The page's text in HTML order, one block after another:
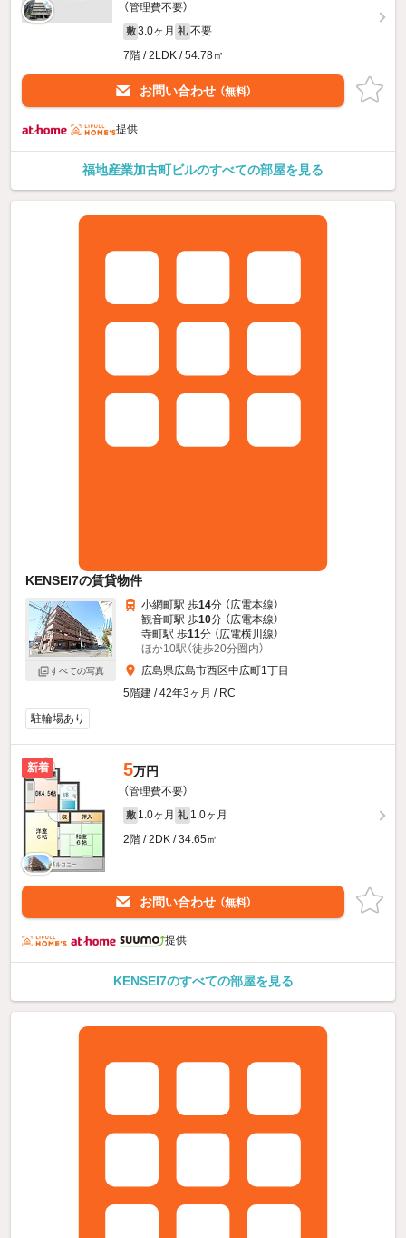
（管理費不要）
敷 3.0ヶ月 礼 不要
7階 / 2LDK / 54.78㎡
お問い合わせ （無料）
提供
福地産業加古町ビルのすべての部屋を見る
KENSEI7の賃貸物件
すべての写真
小網町駅 歩14分 （広電本線）
観音町駅 歩10分 （広電本線）
寺町駅 歩11分 （広電横川線）
ほか10駅（徒歩20分圏内）
広島県広島市西区中広町1丁目
5階建 / 42年3ヶ月 / RC
駐輪場あり
新着 5万円
（管理費不要）
敷 1.0ヶ月 礼 1.0ヶ月
2階 / 2DK / 34.65㎡
お問い合わせ （無料）
提供
KENSEI7のすべての部屋を見る